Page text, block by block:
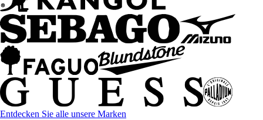
Entdecken Sie alle unsere Marken